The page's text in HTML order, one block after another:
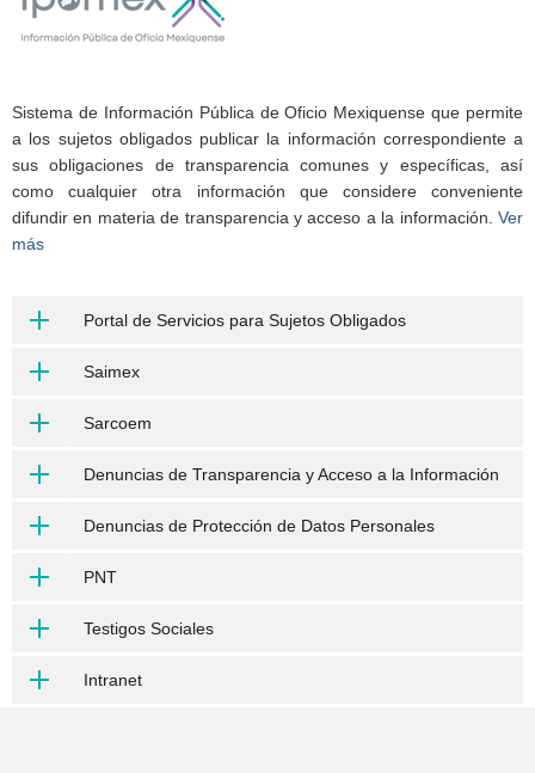
Sistema de Información Pública de Oficio Mexiquense que permite
a los sujetos obligados publicar la información correspondiente a
sus obligaciones de transparencia comunes y específicas, así
como cualquier otra información que considere conveniente
difundir en materia de transparencia y acceso a la información. Ver
más
Portal de Servicios para Sujetos Obligados
Saimex
Sarcoem
Denuncias de Transparencia y Acceso a la Información
Denuncias de Protección de Datos Personales
PNT
Testigos Sociales
Intranet